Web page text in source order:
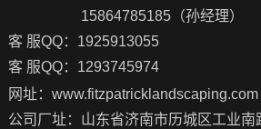
15864785185（孙经理）
客 服QQ：1925913055
客 服QQ：1293745974
网址：www.fitzpatricklandscaping.com
公司厂址：山东省济南市历城区工业南